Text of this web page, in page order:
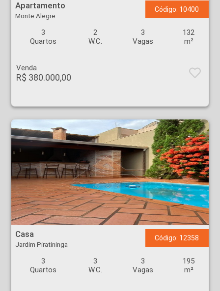
Apartamento
Monte Alegre
Código: 10400
3
Quartos
2
W.C.
3
Vagas
132
m²
Venda
R$ 380.000,00
Casa - Jardim Piratininga - Ribeirão Preto
Casa
Jardim Piratininga
Código: 12358
3
Quartos
3
W.C.
3
Vagas
195
m²